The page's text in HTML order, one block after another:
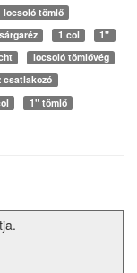
locsoló tömlő
sárgaréz 1 col
1"
locsoló tömlővég
csatlakozó
1" tömlő